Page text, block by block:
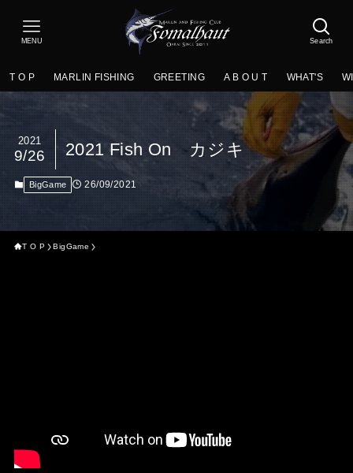
Search
MENU
T O P MARLIN FISHING GREETING A B O U T WHAT'S
2021 Fish On カジキ
2021
9/26
BigGame 26/09/2021
T O P BigGame